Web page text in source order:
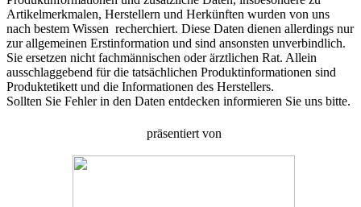
Artikelmerkmalen, Herstellern und Herkünften wurden von uns
nach bestem Wissen recherchiert. Diese Daten dienen allerdings nur
zur allgemeinen Erstinformation und sind ansonsten unverbindlich.
Sie ersetzen nicht fachmännischen oder ärztlichen Rat. Allein
ausschlaggebend für die tatsächlichen Produktinformationen sind
Produktetikett und die Informationen des Herstellers.
Sollten Sie Fehler in den Daten entdecken informieren Sie uns bitte.
präsentiert von